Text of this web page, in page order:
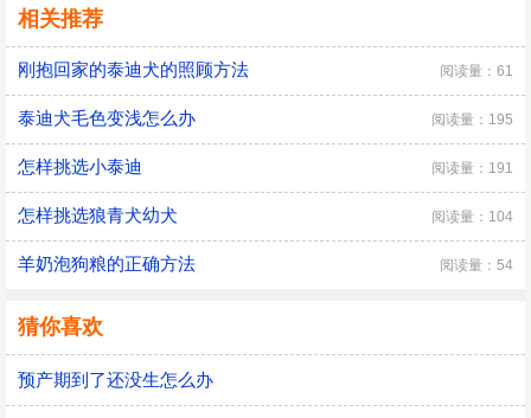
相关推荐
刚抱回家的泰迪犬的照顾方法 阅读量：61
泰迪犬毛色变浅怎么办 阅读量：195
怎样挑选小泰迪 阅读量：191
怎样挑选狼青犬幼犬 阅读量：104
羊奶泡狗粮的正确方法 阅读量：54
猜你喜欢
预产期到了还没生怎么办